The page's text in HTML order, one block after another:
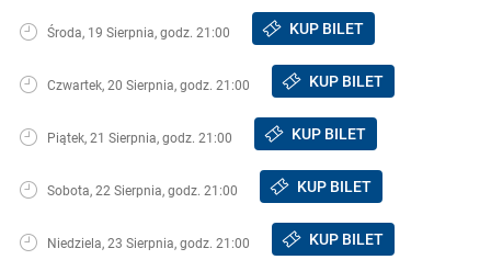
Środa, 19 Sierpnia, godz. 21:00 KUP BILET
Czwartek, 20 Sierpnia, godz. 21:00 KUP BILET
Piątek, 21 Sierpnia, godz. 21:00 KUP BILET
Sobota, 22 Sierpnia, godz. 21:00 KUP BILET
Niedziela, 23 Sierpnia, godz. 21:00 KUP BILET